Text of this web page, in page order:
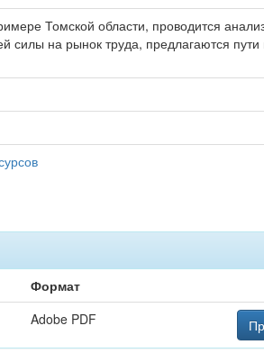
Томской области, проводится
силы на рынок труда, предлагаются
Формат
Adobe PDF